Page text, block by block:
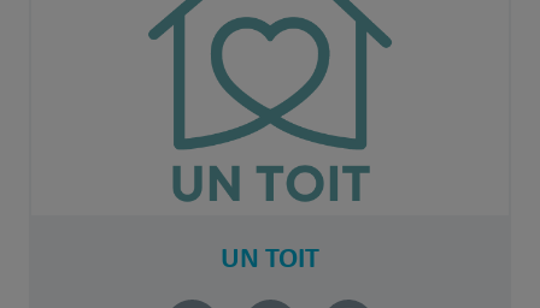
UN TOIT